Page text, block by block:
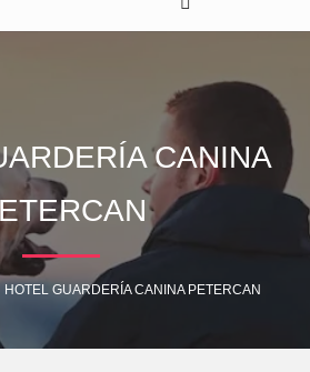
CANINA
HOTEL GUARDERÍA CANINA PETERCAN